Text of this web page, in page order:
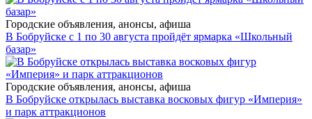
Городские объявления, анонсы, афиша
В Бобруйске с 1 по 30 августа пройдёт ярмарка «Школьный
базар»
Городские объявления, анонсы, афиша
В Бобруйске открылась выставка восковых фигур «Империя»
и парк аттракционов